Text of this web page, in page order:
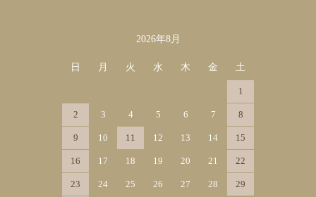
2026年8月
日 月 火 水 木 金 土
1
2 3 4 5 6 7 8
9 10 11 12 13 14 15
16 17 18 19 20 21 22
23 24 25 26 27 28 29